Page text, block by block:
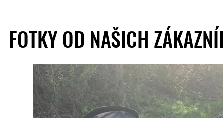
FOTKY OD NAŠICH